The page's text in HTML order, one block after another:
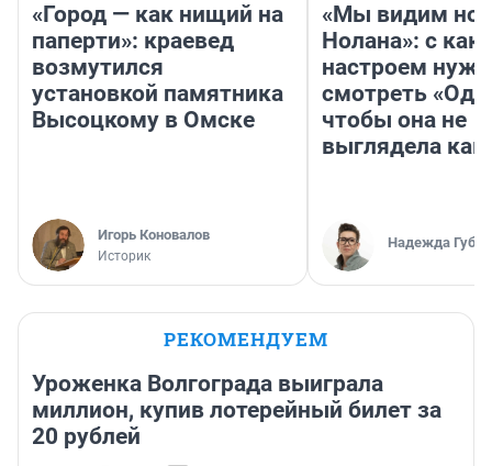
«Город — как нищий на
паперти»: краевед
возмутился
установкой памятника
Высоцкому в Омске
Игорь Коновалов
Историк
«Мы видим
Нолана»: с
настроем
смотреть
чтобы она не
выглядела как
Надежда
РЕКОМЕНДУЕМ
Уроженка Волгограда выиграла
миллион, купив лотерейный билет за
20 рублей